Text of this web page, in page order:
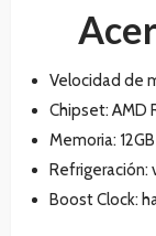
Velocidad de
Chipset: AMD
Memoria:
Refrigeración:
Boost Clock: